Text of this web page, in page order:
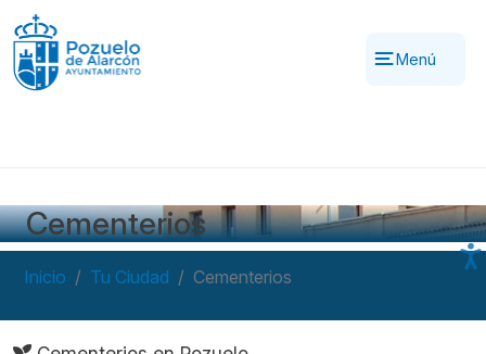
Pasar al contenido principal
Menú
Cementerios
Inicio Tu Ciudad Cementerios